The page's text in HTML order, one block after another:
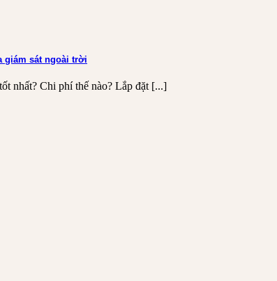
giám sát ngoài trời
nhất? Chi phí thế nào? Lắp đặt [...]